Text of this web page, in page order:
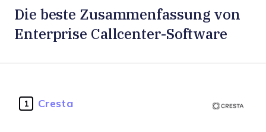
Die beste Zusammenfassung von
Enterprise Callcenter-Software
1 Cresta